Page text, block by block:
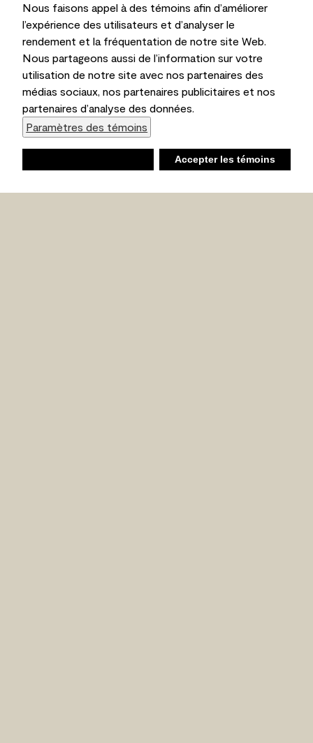
Nous faisons appel à des témoins afin d’améliorer
l’expérience des utilisateurs et d’analyser le
rendement et la fréquentation de notre site Web.
Nous partageons aussi de l’information sur votre
utilisation de notre site avec nos partenaires des
médias sociaux, nos partenaires publicitaires et nos
partenaires d’analyse des données.
Paramètres des témoins
Accepter les témoins
Liste d’achats